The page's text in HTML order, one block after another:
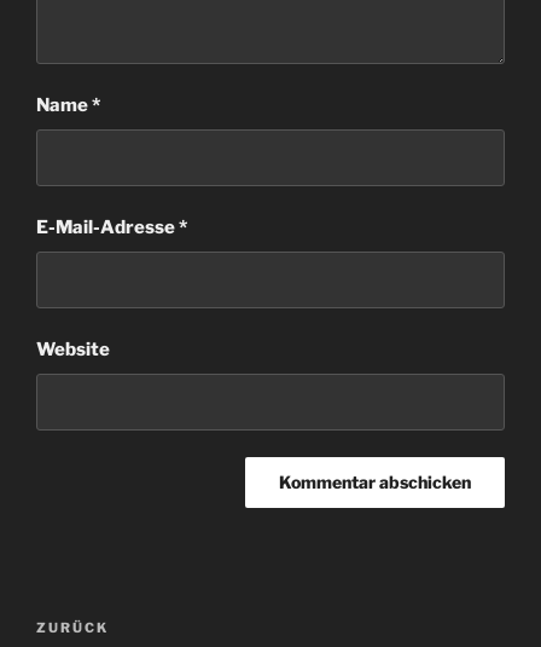
Name*
E-Mail-Adresse*
Website
Beitragsnavigation
Vorheriger
ZURÜCK